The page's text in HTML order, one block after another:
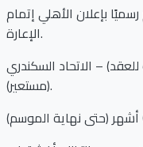
بإعلان الأهلي إتمام
الإعارة.
– الاتحاد السكندري
(مستعير).